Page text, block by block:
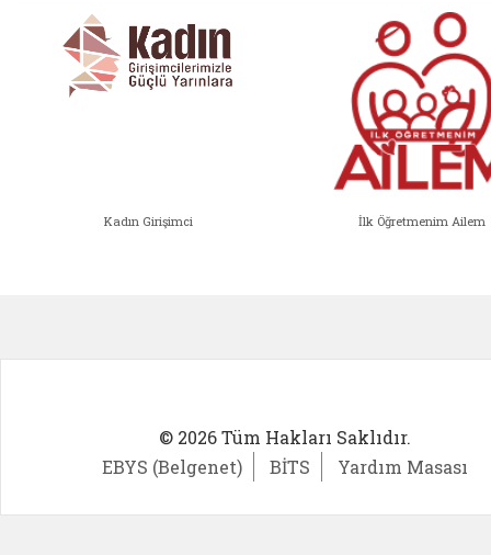
Kadın Girişimci İlk Öğretmenim Ailem
© 2026 Tüm Hakları Saklıdır.
EBYS (Belgenet)
BİTS Yardım Masası